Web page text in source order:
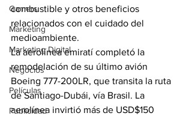
Gamers
Marketing
Marketing Digital
Negocios
Películas
Publicidad
combustible y otros beneficios
relacionados con el cuidado del
medioambiente.
La aerolínea emiratí completó la
remodelación de su último avión
Boeing 777-200LR, que transita la ruta
de Santiago-Dubái, vía Brasil. La
aerolínea invirtió más de USD$150